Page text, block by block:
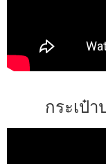
กระเป๋